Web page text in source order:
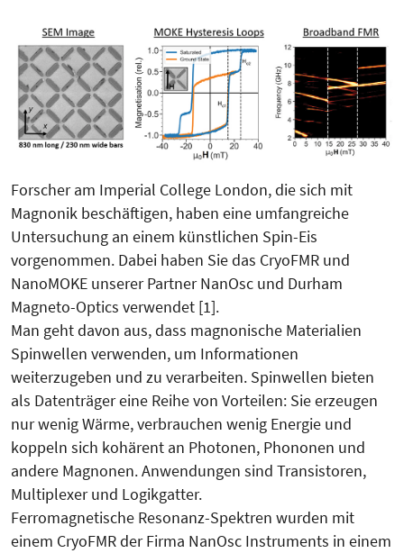
Forscher am Imperial College London, die sich mit
Magnonik beschäftigen, haben eine umfangreiche
Untersuchung an einem künstlichen Spin-Eis
vorgenommen. Dabei haben Sie das CryoFMR und
NanoMOKE unserer Partner NanOsc und Durham
Magneto-Optics verwendet [1].
Man geht davon aus, dass magnonische Materialien
Spinwellen verwenden, um Informationen
weiterzugeben und zu verarbeiten. Spinwellen bieten
als Datenträger eine Reihe von Vorteilen: Sie erzeugen
nur wenig Wärme, verbrauchen wenig Energie und
koppeln sich kohärent an Photonen, Phononen und
andere Magnonen. Anwendungen sind Transistoren,
Multiplexer und Logikgatter.
Ferromagnetische Resonanz-Spektren wurden mit
einem CryoFMR der Firma NanOsc Instruments in einem